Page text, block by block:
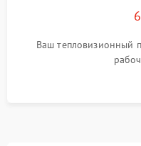
Ваш тепловизионный